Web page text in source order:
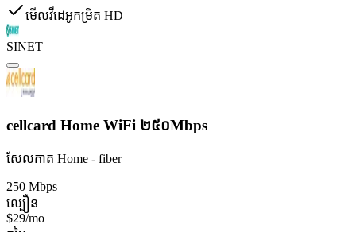
មើលវីដេអូកម្រិត HD
SINET
cellcard Home WiFi ២៥០Mbps
សែលកាត Home - fiber
250 Mbps
ល្បឿន
$29/mo